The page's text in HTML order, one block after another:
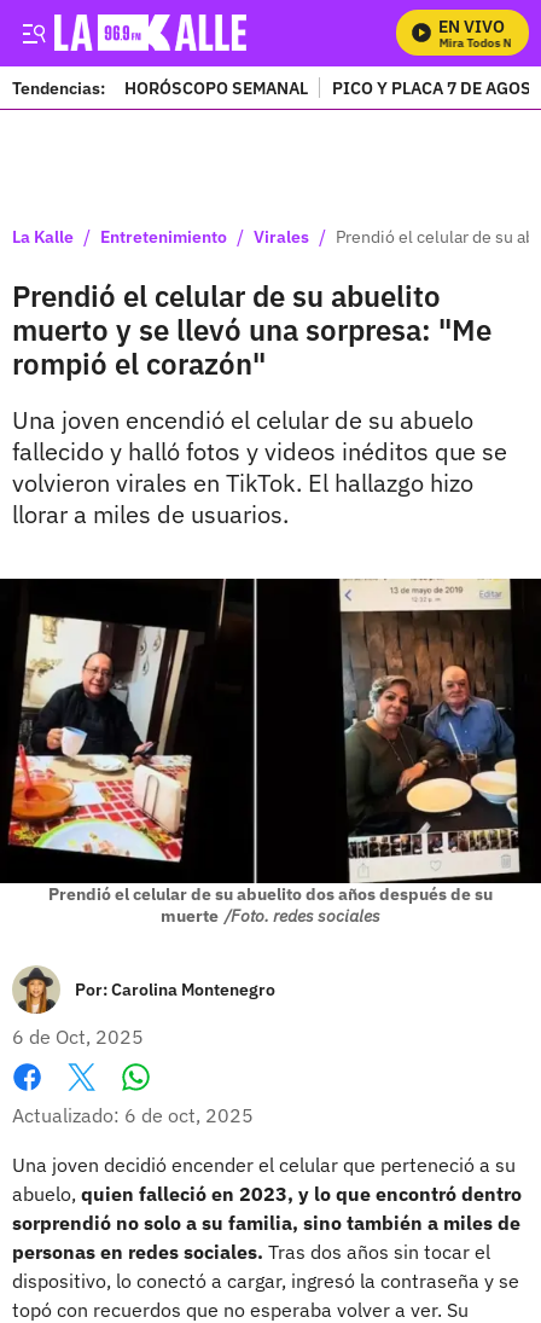
EN VIVO
Mira Todos
Tendencias: HORÓSCOPO SEMANAL PICO Y PLACA 7 DE
La Kalle / Entretenimiento / Virales / Prendió el celular de su
Prendió el celular de su abuelito
muerto y se llevó una sorpresa: "Me
rompió el corazón"
Una joven encendió el celular de su abuelo
fallecido y halló fotos y videos inéditos que se
volvieron virales en TikTok. El hallazgo hizo
llorar a miles de usuarios.
Prendió el celular de su abuelito dos años después de su
muerte /Foto. redes sociales
Por:Carolina Montenegro
6 de Oct, 2025
Facebook
X
Actualizado: 6 de oct, 2025
Una joven decidió encender el celular que perteneció a su
abuelo, quien falleció en 2023, y lo que encontró dentro
sorprendió no solo a su familia, sino también a miles de
personas en redes sociales. Tras dos años sin tocar el
dispositivo, lo conectó a cargar, ingresó la contraseña y se
topó con recuerdos que no esperaba volver a ver. Su